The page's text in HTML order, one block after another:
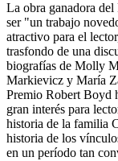
La obra ganadora
ser "un trabajo
atractivo para el
trasfondo de una
biografías de Molly
Markievicz y María
Premio Robert Boyd
gran interés para
historia de la familia
historia de los
en un período tan